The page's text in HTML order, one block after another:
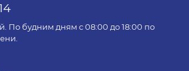
По будним дням с 08:00 до 18:00 по